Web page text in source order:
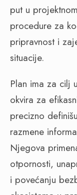
put u
procedure za
pripravnost i
situacije.
Plan ima za cilj
okvira za
precizno
razmene
Njegova
otpornosti,
i povećanju